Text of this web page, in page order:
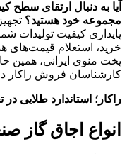
آیا به دنبال ارتقای سطح
مجموعه خود هستید؟
پایداری کیفیت
خرید، استعلام
پخت منوی ایرانی، همین
کارشناسان فروش راکار
راکار؛ استاندارد طلایی
انواع اجاق گاز